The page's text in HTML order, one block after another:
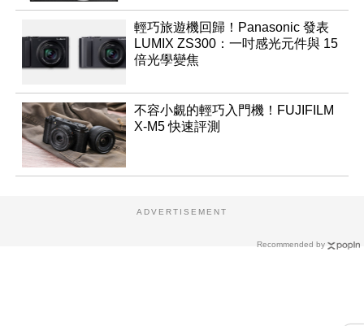
輕巧旅遊機回歸！Panasonic 發表
LUMIX ZS300：一吋感光元件與 15
倍光學變焦
不容小覷的輕巧入門機！FUJIFILM
X-M5 快速評測
Recommended by
ADVERTISEMENT